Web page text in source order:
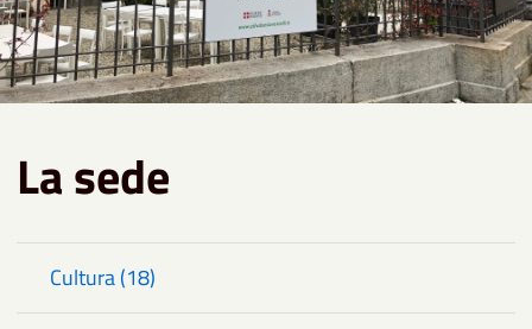
La sede
Cultura (18)